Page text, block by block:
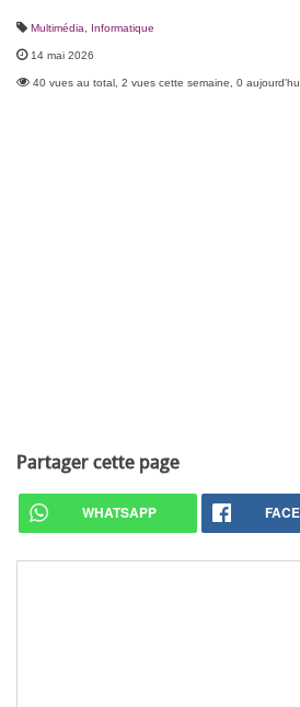
Multimédia Informatique
14 mai 2026
40 vues au total, 2 vues cette semaine, 0
Partager cette page
WHATSAPP